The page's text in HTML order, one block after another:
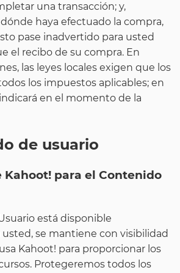
una transacción; y,
haya efectuado la compra,
pase inadvertido para usted
el recibo de su compra. En
las leyes locales exigen que los
los impuestos aplicables; en
en el momento de la
de usuario
Kahoot! para el Contenido
está disponible
se mantiene con visibilidad
Kahoot! para proporcionar los
Protegeremos todos los